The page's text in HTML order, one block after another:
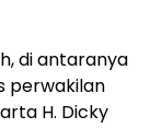
di antaranya
perwakilan
H. Dicky